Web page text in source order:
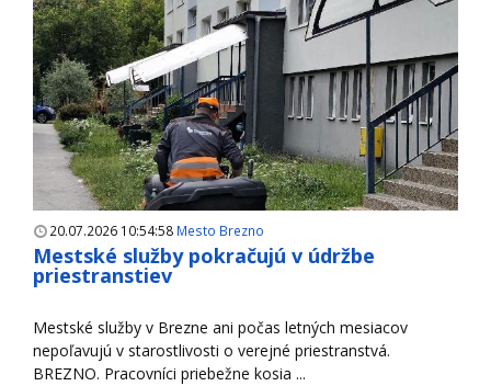
20.07.2026 10:54:58 Mesto Brezno
Mestské služby pokračujú v údržbe
priestranstiev
Mestské služby v Brezne ani počas letných mesiacov
nepoľavujú v starostlivosti o verejné priestranstvá.
BREZNO. Pracovníci priebežne kosia ...